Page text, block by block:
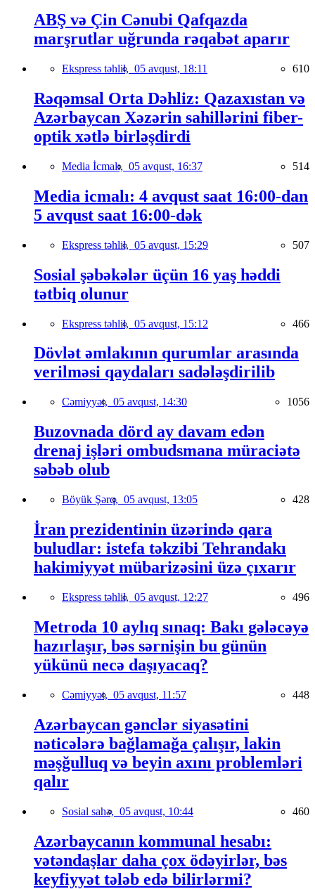
ABŞ və Çin Cənubi Qafqazda
marşrutlar uğrunda rəqabət aparır
Ekspress təhlil, 05 avqust, 18:11 610
Rəqəmsal Orta Dəhliz: Qazaxıstan və
Azərbaycan Xəzərin sahillərini fiber-
optik xətlə birləşdirdi
Media İcmalı, 05 avqust, 16:37 514
Media icmalı: 4 avqust saat 16:00-dan
5 avqust saat 16:00-dək
Ekspress təhlil, 05 avqust, 15:29 507
Sosial şəbəkələr üçün 16 yaş həddi
tətbiq olunur
Ekspress təhlil, 05 avqust, 15:12 466
Dövlət əmlakının qurumlar arasında
verilməsi qaydaları sadələşdirilib
Cəmiyyət, 05 avqust, 14:30 1056
Buzovnada dörd ay davam edən
drenaj işləri ombudsmana müraciətə
səbəb olub
Böyük Şərq, 05 avqust, 13:05 428
İran prezidentinin üzərində qara
buludlar: istefa təkzibi Tehrandakı
hakimiyyət mübarizəsini üzə çıxarır
Ekspress təhlil, 05 avqust, 12:27 496
Metroda 10 aylıq sınaq: Bakı gələcəyə
hazırlaşır, bəs sərnişin bu günün
yükünü necə daşıyacaq?
Cəmiyyət, 05 avqust, 11:57 448
Azərbaycan gənclər siyasətini
nəticələrə bağlamağa çalışır, lakin
məşğulluq və beyin axını problemləri
qalır
Sosial sahə, 05 avqust, 10:44 460
Azərbaycanın kommunal hesabı:
vətəndaşlar daha çox ödəyirlər, bəs
keyfiyyət tələb edə bilirlərmi?